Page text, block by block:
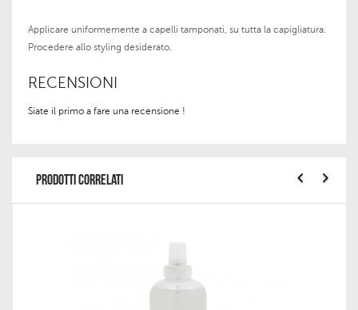
Applicare uniformemente a capelli tamponati, su tutta la capigliatura.
Procedere allo styling desiderato.
RECENSIONI
Siate il primo a fare una recensione !
PRODOTTI CORRELATI